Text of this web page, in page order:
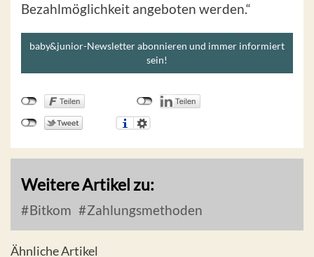
Bezahlmöglichkeit angeboten werden.“
baby&junior-Newsletter abonnieren und immer informiert
sein!
Weitere Artikel zu:
Bitkom Zahlungsmethoden
Ähnliche Artikel